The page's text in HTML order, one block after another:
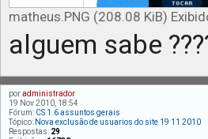
matheus.PNG (208.08 KiB)
alguem sabe
poradministrador
19 Nov 2010, 18:54
Fórum: CS 1.6 assuntos gerais
Tópico: Nova exclusão de usuarios do site 19 11 2010
Respostas: 29